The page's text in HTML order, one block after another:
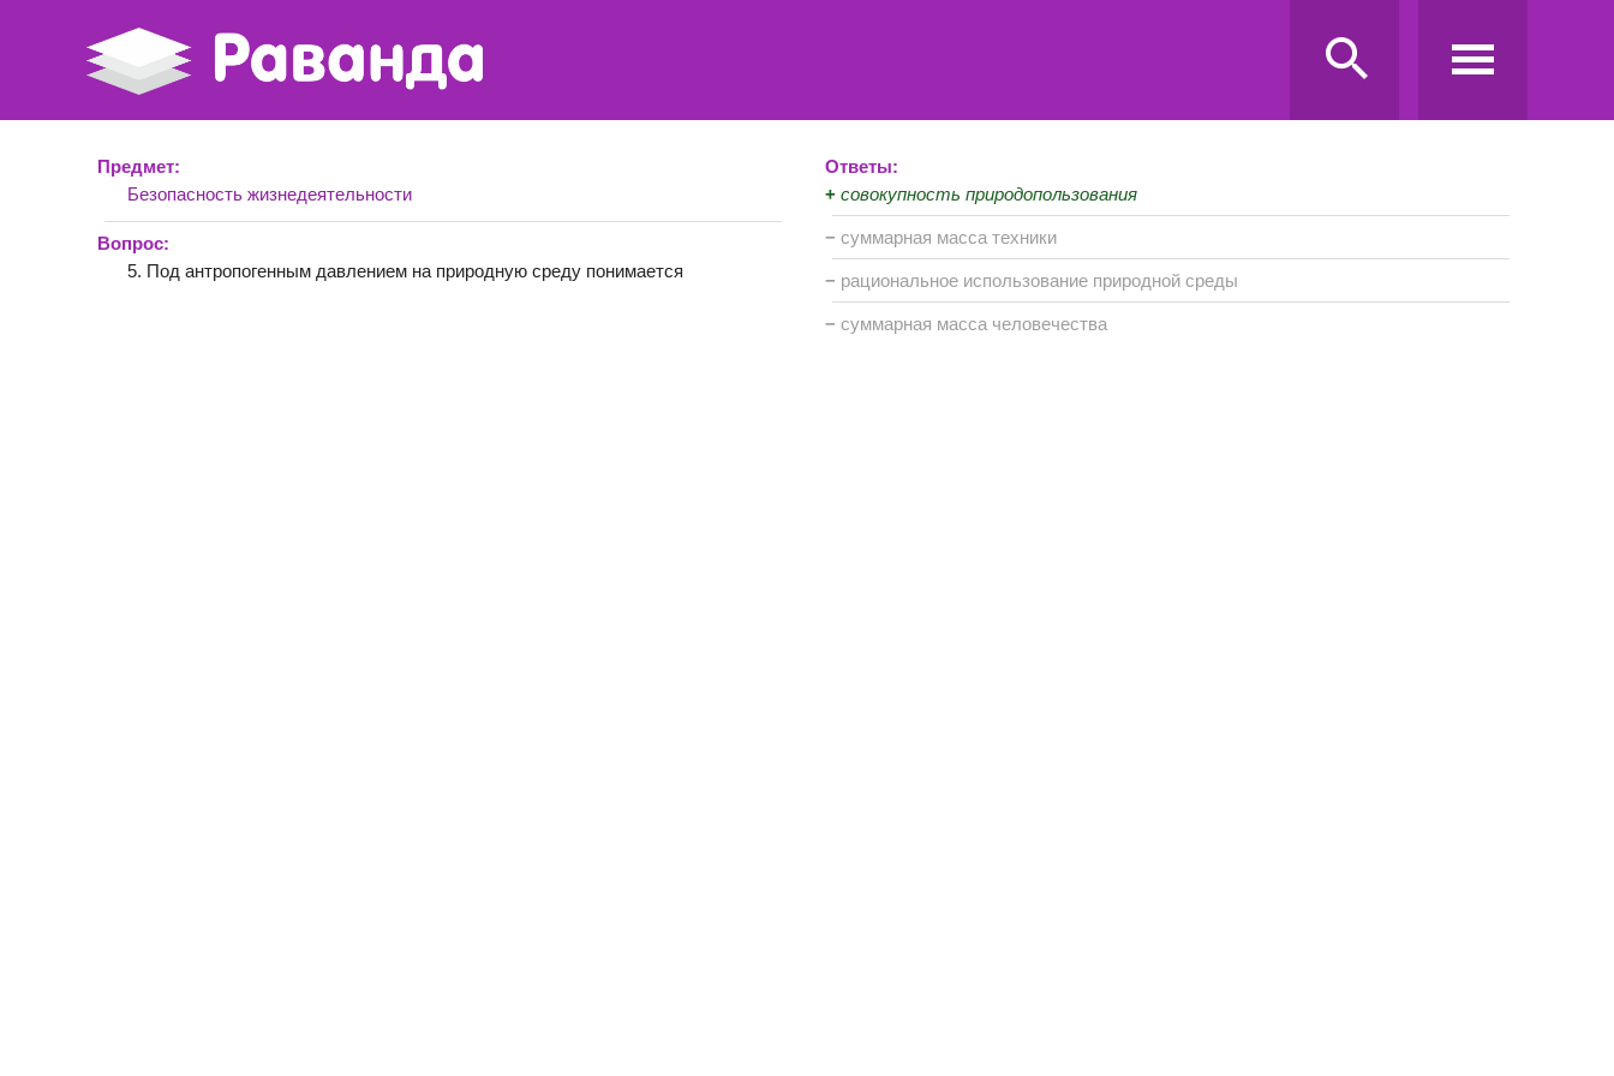
Предмет:
Безопасность жизнедеятельности
Вопрос:
5. Под антропогенным давлением на природную среду понимается
Ответы:
+ совокупность природопользования
− суммарная масса техники
− рациональное использование природной среды
− суммарная масса человечества